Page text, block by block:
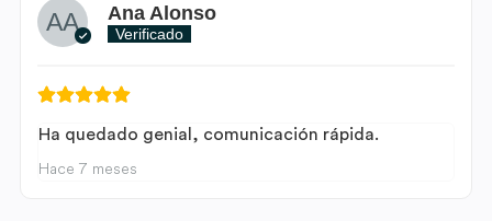
Ana Alonso
Verificado
Ha quedado genial, comunicación rápida.
Hace 7 meses